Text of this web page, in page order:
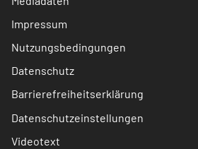
Impressum
Nutzungsbedingungen
Datenschutz
Barrierefreiheitserklärung
Datenschutzeinstellungen
Videotext